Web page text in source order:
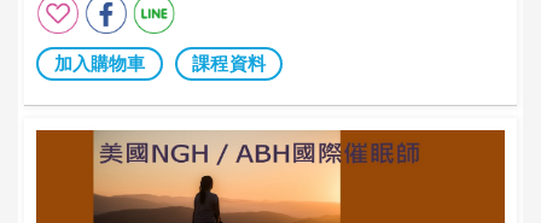
加入購物車 課程資料